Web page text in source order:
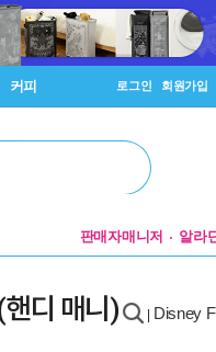
커피 로그인 회원가입
판매자매니저 알라
디 매니) Disney